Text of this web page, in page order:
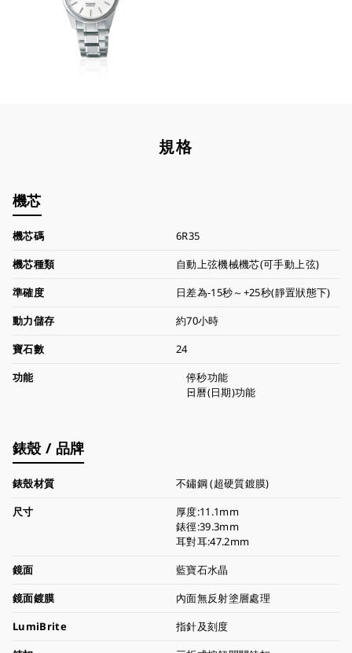
規格
機芯
機芯碼
6R35
機芯種類
自動上弦機械機芯(可手動上弦)
準確度
日差為-15秒～+25秒(靜置狀態下)
動力儲存
約70小時
寶石數
24
功能
停秒功能
日曆(日期)功能
錶殼 / 品牌
錶殼材質
不鏽鋼 (超硬質鍍膜)
尺寸
厚度:11.1mm
錶徑:39.3mm
耳對耳:47.2mm
鏡面
藍寶石水晶
鏡面鍍膜
內面無反射塗層處理
LumiBrite
指針及刻度